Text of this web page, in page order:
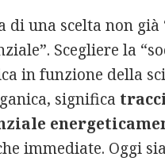
di una scelta non già
Scegliere la
in funzione della
significa
immediate. Oggi